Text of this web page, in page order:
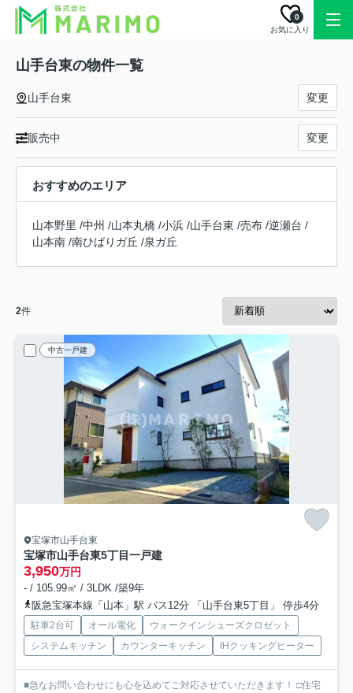
お気に入り
0
山手台東の物件一覧
山手台東 変更
販売中 変更
おすすめのエリア
山本野里 /中州 /山本丸橋 /小浜 /山手台東 /売布 /逆瀬台 /
山本南 /南ひばりガ丘 /泉ガ丘
2件
中古一戸建
宝塚市山手台東
宝塚市山手台東5丁目一戸建
3,950万円
- / 105.99㎡ / 3LDK /築9年
阪急宝塚本線「山本」駅 バス12分 「山手台東5丁目」 停歩4分
駐車2台可 オール電化
ウォークインシューズクロゼット
システムキッチン
カウンターキッチン IHクッキングヒーター
■急なお問い合わせにも心を込めてご対応させていただきます！ □住宅